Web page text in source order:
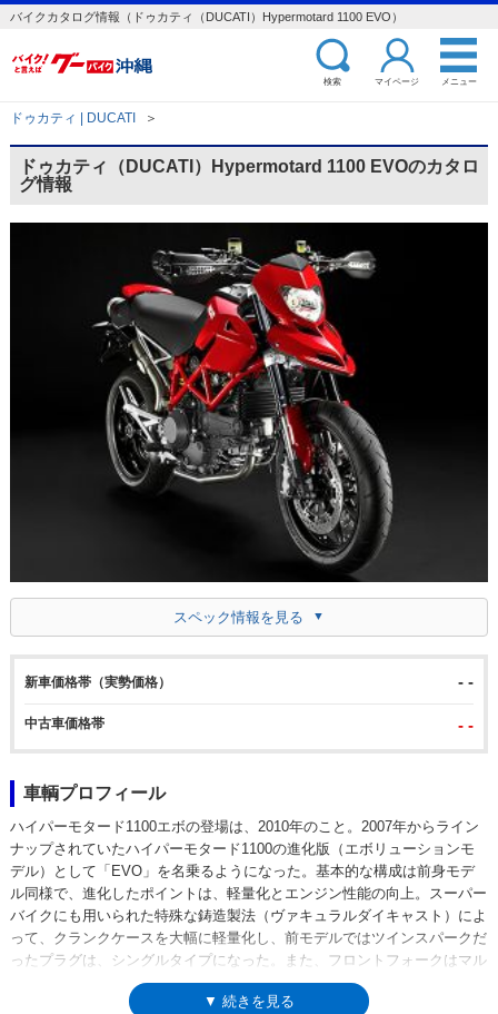
バイクカタログ情報（ドゥカティ（DUCATI）Hypermotard 1100 EVO）
検索 マイページ メニュー
ドゥカティ | DUCATI ＞
ドゥカティ（DUCATI）Hypermotard 1100 EVOのカタロ
グ情報
スペック情報を見る
新車価格帯（実勢価格） - -
中古車価格帯 - -
車輌プロフィール
ハイパーモタード1100エボの登場は、2010年のこと。2007年からライン
ナップされていたハイパーモタード1100の進化版（エボリューションモ
デル）として「EVO」を名乗るようになった。基本的な構成は前身モデ
ル同様で、進化したポイントは、軽量化とエンジン性能の向上。スーパー
バイクにも用いられた特殊な鋳造製法（ヴァキュラルダイキャスト）によ
って、クランクケースを大幅に軽量化し、前モデルではツインスパークだ
ったプラグは、シングルタイプになった。また、フロントフォークはマル
ゾッキ製からザックス製に変更されていた。排気量1,078ccの空冷Lツイン
エンジンに与えられたオイルクーラーは、これまでよりも冷却面積を85％
▼ 続きを見る